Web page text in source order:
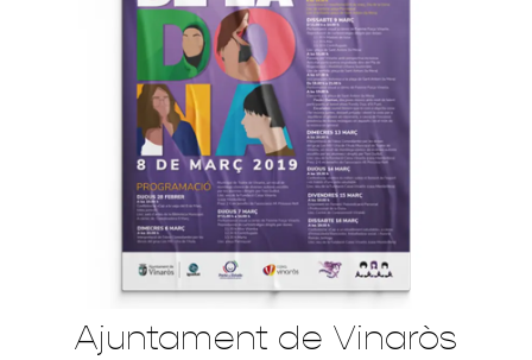
Ajuntament de Vinaròs